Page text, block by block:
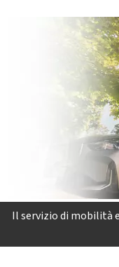
Il servizio di mobilità